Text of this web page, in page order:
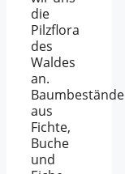
die
Pilzflora
des
Waldes
an.
Baumbestände
aus
Fichte,
Buche
und